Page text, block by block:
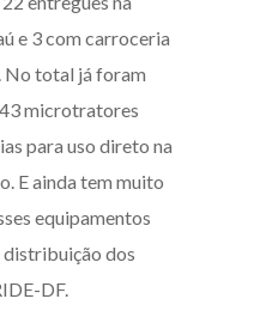
e 3 com carroceria
No total já foram
microtratores
para uso direto na
E ainda tem muito
equipamentos
distribuição dos
DF.